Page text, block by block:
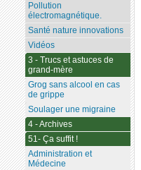
Pollution
électromagnétique.
Santé nature innovations
Vidéos
3 - Trucs et astuces de
grand-mère
Grog sans alcool en cas
de grippe
Soulager une migraine
4 - Archives
51- Ça suffit !
Administration et
Médecine